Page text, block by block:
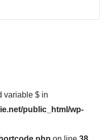
variable $ in
public_html/wp-